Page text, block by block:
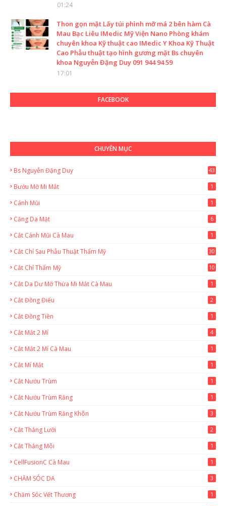
01:24
Thon gọn mặt Lấy túi phình mỡ má 2 bên hàm Cà
Mau Bạc Liêu IMedic Mỹ Viện Nano Phòng khám
chuyên khoa Kỹ thuật cao IMedic Y Khoa Kỹ Thuật
Cao Phẫu thuật tạo hình gương mặt Bs chuyên
khoa Nguyễn Đặng Duy 091 944 94 59
17:01
FACEBOOK
CHUYÊN MỤC
Bs Nguyễn Đặng Duy
43
Bướu Mỡ Mi Mắt 1
Cánh Mũi 1
Căng Da Mặt 6
Cắt Cánh Mũi Cà Mau 1
Cắt Chỉ Sau Phẫu Thuật Thẩm Mỹ 30
Cắt Chỉ Thẩm Mỹ 10
Cắt Da Dư Mỡ Thừa Mi Mắt Cà Mau 1
Cắt Đồng Điếu 2
Cắt Đồng Tiền 1
Cắt Mắt 2 Mí 4
Cắt Mắt 2 Mí Cà Mau 1
Cắt Mí Mắt 1
Cắt Nướu Trùm 1
Cắt Nướu Trùm Răng 1
Cắt Nướu Trùm Răng Khôn 3
Cắt Thắng Lưỡi 2
Cắt Thắng Môi 1
CellFusionC Cà Mau 1
CHĂM SÓC DA 3
Chăm Sóc Vết Thương 1